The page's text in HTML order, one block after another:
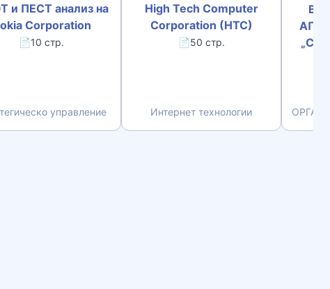
и ПЕСТ анализ на
Corporation
📄10 стр.
управление
High Tech Computer
Corporation (HTC)
📄50 стр.
Интернет технологии